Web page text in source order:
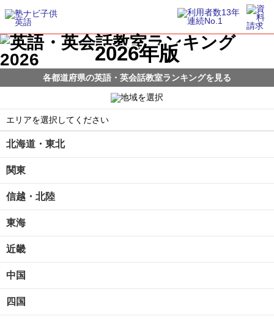
2026年版
各都道府県の英語・英会話教室ランキングを見る
エリアを選択してください
北海道・東北
関東
信越・北陸
東海
近畿
中国
四国